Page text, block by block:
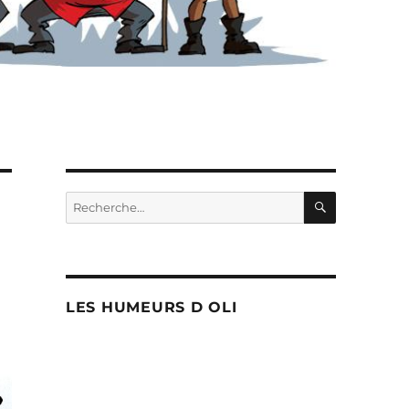
Recherche
pour :
LES HUMEURS D OLI